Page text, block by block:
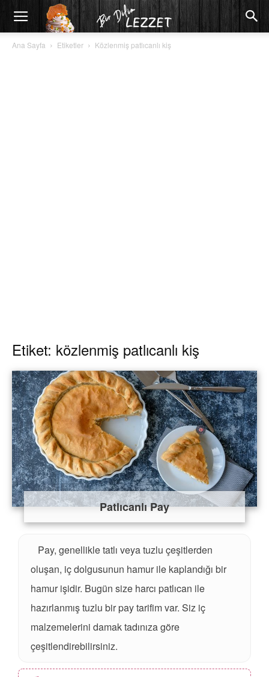
Ana Sayfa Etiketler Közlenmiş patlıcanlı kiş
Etiket: közlenmiş patlıcanlı kiş
Patlıcanlı Pay
Pay, genellikle tatlı veya tuzlu çeşitlerden
oluşan, iç dolgusunun hamur ile kaplandığı bir
hamur işidir. Bugün size harcı patlıcan ile
hazırlanmış tuzlu bir pay tarifim var. Siz iç
malzemelerini damak tadınıza göre
çeşitlendirebilirsiniz.